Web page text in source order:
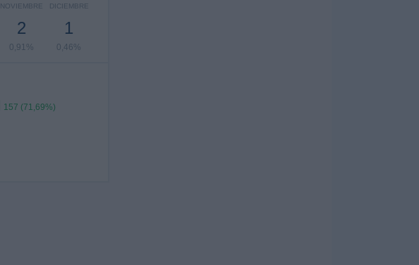
NOVIEMBRE
2
0,91%
DICIEMBRE
1
0,46%
157 (71,69%)